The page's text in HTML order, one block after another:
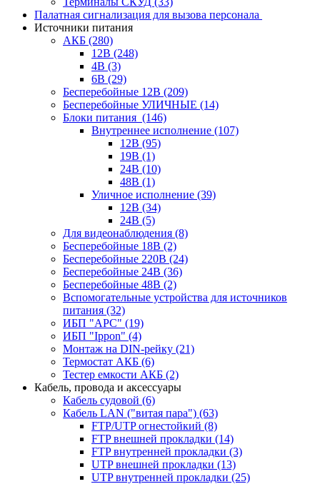
Палатная сигнализация для вызова персонала
Источники питания
АКБ (280)
12В (248)
4В (3)
6В (29)
Бесперебойные 12В (209)
Бесперебойные УЛИЧНЫЕ (14)
Блоки питания (146)
Внутреннее исполнение (107)
12В (95)
19В (1)
24В (10)
48В (1)
Уличное исполнение (39)
12В (34)
24В (5)
Для видеонаблюдения (8)
Бесперебойные 18В (2)
Бесперебойные 220В (24)
Бесперебойные 24В (36)
Бесперебойные 48В (2)
Вспомогательные устройства для источников
питания (32)
ИБП "APC" (19)
ИБП "Ippon" (4)
Монтаж на DIN-рейку (21)
Термостат АКБ (6)
Тестер емкости АКБ (2)
Кабель, провода и аксессуары
Кабель судовой (6)
Кабель LAN ("витая пара") (63)
FTP/UTP огнестойкий (8)
FTP внешней прокладки (14)
FTP внутренней прокладки (3)
UTP внешней прокладки (13)
UTP внутренней прокладки (25)